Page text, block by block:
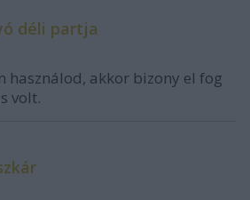
déli partja
használod, akkor bizony el fog
volt.